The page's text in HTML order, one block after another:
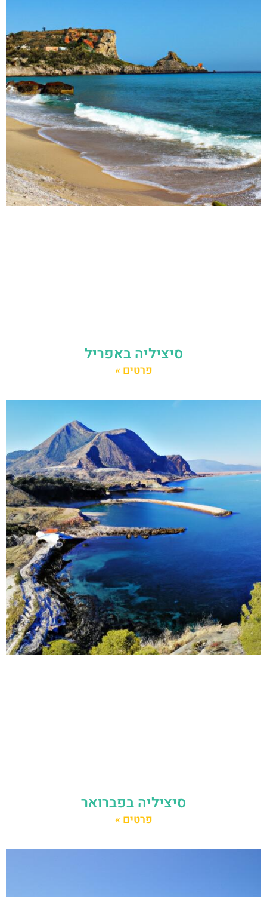
סיציליה באפריל
פרטים »
סיציליה בפברואר
פרטים »